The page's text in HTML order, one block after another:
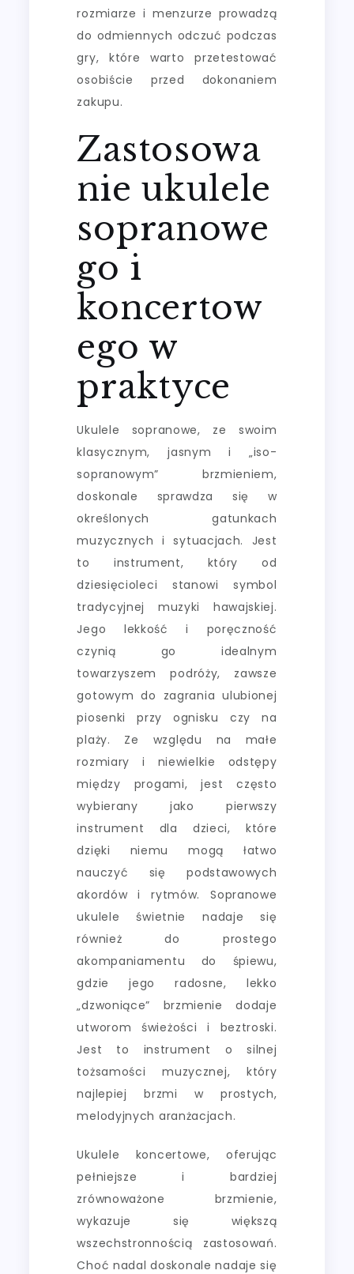
rozmiarze i menzurze prowadzą
do odmiennych odczuć podczas
gry, które warto przetestować
osobiście przed dokonaniem
zakupu.
Zastosowa
nie ukulele
sopranowe
go i
koncertow
ego w
praktyce
Ukulele sopranowe, ze swoim
klasycznym, jasnym i „iso-
sopranowym” brzmieniem,
doskonale sprawdza się w
określonych gatunkach
muzycznych i sytuacjach. Jest
to instrument, który od
dziesięcioleci stanowi symbol
tradycyjnej muzyki hawajskiej.
Jego lekkość i poręczność
czynią go idealnym
towarzyszem podróży, zawsze
gotowym do zagrania ulubionej
piosenki przy ognisku czy na
plaży. Ze względu na małe
rozmiary i niewielkie odstępy
między progami, jest często
wybierany jako pierwszy
instrument dla dzieci, które
dzięki niemu mogą łatwo
nauczyć się podstawowych
akordów i rytmów. Sopranowe
ukulele świetnie nadaje się
również do prostego
akompaniamentu do śpiewu,
gdzie jego radosne, lekko
„dzwoniące” brzmienie dodaje
utworom świeżości i beztroski.
Jest to instrument o silnej
tożsamości muzycznej, który
najlepiej brzmi w prostych,
melodyjnych aranżacjach.
Ukulele koncertowe, oferując
pełniejsze i bardziej
zrównoważone brzmienie,
wykazuje się większą
wszechstronnością zastosowań.
Choć nadal doskonale nadaje się